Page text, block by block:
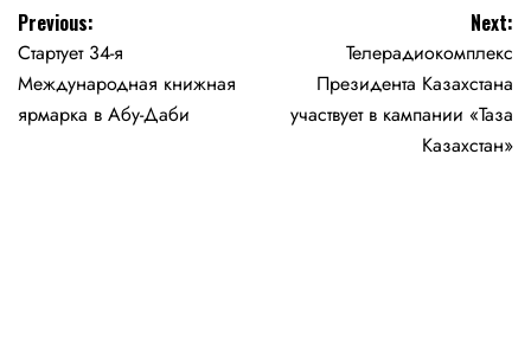
Навигация
по
записям
Previous:
Стартует 34-я
Международная книжная
ярмарка в Абу-Даби
Next:
Телерадиокомплекс
Президента Казахстана
участвует в кампании «Таза
Казахстан»